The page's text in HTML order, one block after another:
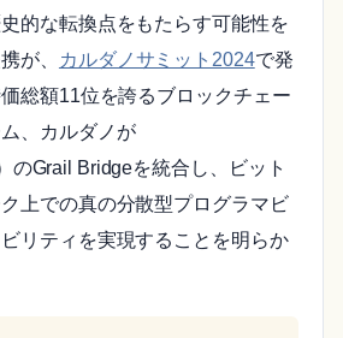
的な転換点をもたらす可能性を
が、
カルダノサミット2024で発
総額11位を誇るブロックチェー
、カルダノが
のGrail Bridgeを統合し、ビット
上での真の分散型プログラマビ
リティを実現することを明らか